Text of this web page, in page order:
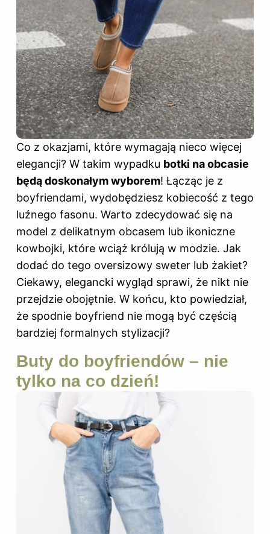
Co z okazjami, które wymagają nieco więcej
elegancji? W takim wypadku botki na obcasie
będą doskonałym wyborem! Łącząc je z
boyfriendami, wydobędziesz kobiecość z tego
luźnego fasonu. Warto zdecydować się na
model z delikatnym obcasem lub ikoniczne
kowbojki, które wciąż królują w modzie. Jak
dodać do tego oversizowy sweter lub żakiet?
Ciekawy, elegancki wygląd sprawi, że nikt nie
przejdzie obojętnie. W końcu, kto powiedział,
że spodnie boyfriend nie mogą być częścią
bardziej formalnych stylizacji?
Buty do boyfriendów – nie
tylko na co dzień!